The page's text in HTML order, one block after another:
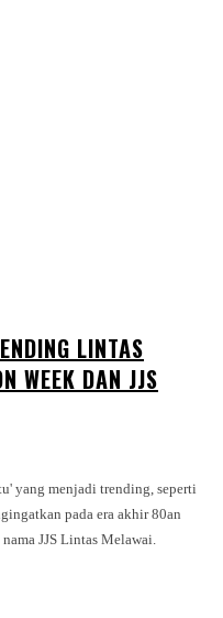
LINTAS
WEEK DAN JJS
yang menjadi trending, seperti
pada era akhir 80an
JJS Lintas Melawai.